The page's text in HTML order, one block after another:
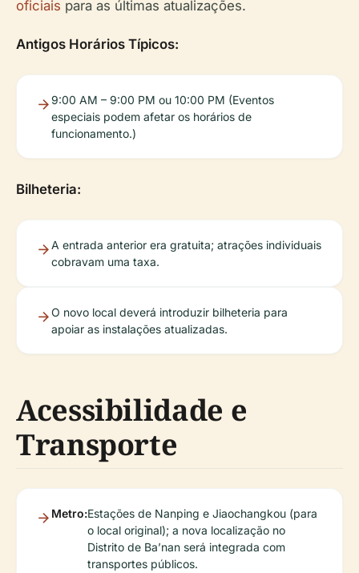
oficiais para as últimas atualizações.
Antigos Horários Típicos:
9:00 AM – 9:00 PM ou 10:00 PM (Eventos
especiais podem afetar os horários de
funcionamento.)
Bilheteria:
A entrada anterior era gratuita; atrações individuais
cobravam uma taxa.
O novo local deverá introduzir bilheteria para
apoiar as instalações atualizadas.
Acessibilidade e
Transporte
Metro:Estações de Nanping e Jiaochangkou (para
o local original); a nova localização no
Distrito de Ba’nan será integrada com
transportes públicos.